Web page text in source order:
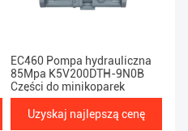
EC460 Pompa hydrauliczna
85Mpa K5V200DTH-9N0B
Części do minikoparek
Uzyskaj najlepszą cenę